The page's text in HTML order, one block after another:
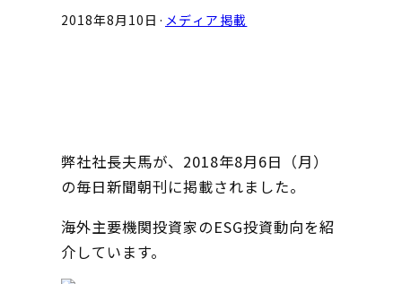
2018年8月10日 · メディア掲載
弊社社長夫馬が、2018年8月6日（月）
の毎日新聞朝刊に掲載されました。
海外主要機関投資家のESG投資動向を紹
介しています。